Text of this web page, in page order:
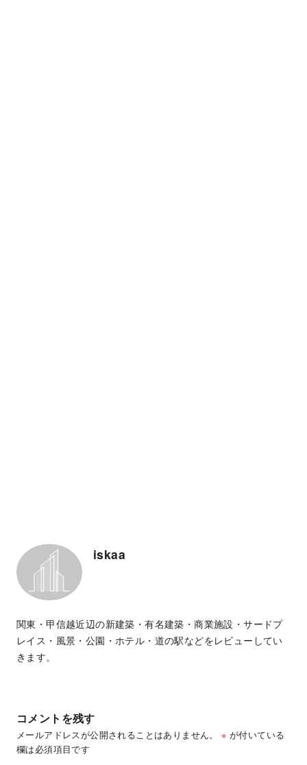
iskaa
関東・甲信越近辺の新建築・有名建築・商業施設・サードプ
レイス・風景・公園・ホテル・道の駅などをレビューしてい
きます。
コメントを残す
メールアドレスが公開されることはありません。 ※ が付いている
欄は必須項目です